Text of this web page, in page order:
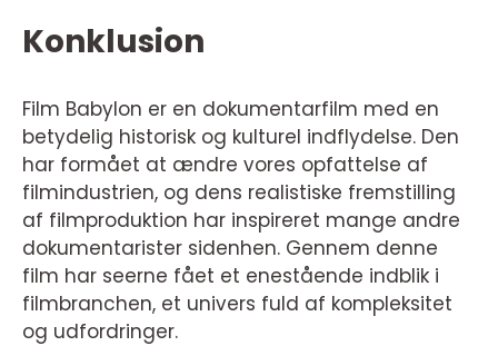
Konklusion
Film Babylon er en dokumentarfilm med en
betydelig historisk og kulturel indflydelse. Den
har formået at ændre vores opfattelse af
filmindustrien, og dens realistiske fremstilling
af filmproduktion har inspireret mange andre
dokumentarister sidenhen. Gennem denne
film har seerne fået et enestående indblik i
filmbranchen, et univers fuld af kompleksitet
og udfordringer.